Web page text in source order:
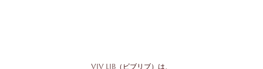
ViV LiB（ビブリブ）は、